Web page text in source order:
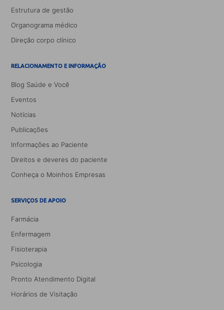
Estrutura de gestão
Organograma médico
Direção corpo clínico
RELACIONAMENTO E INFORMAÇÃO
Blog Saúde e Você
Eventos
Notícias
Publicações
Informações ao Paciente
Direitos e deveres do paciente
Conheça o Moinhos Empresas
SERVIÇOS DE APOIO
Farmácia
Enfermagem
Fisioterapia
Psicologia
Pronto Atendimento Digital
Horários de Visitação